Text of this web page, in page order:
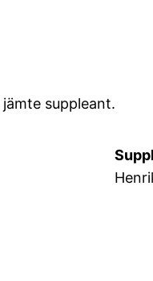
suppleant.